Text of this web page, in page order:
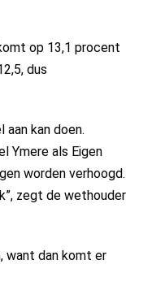
op 13,1 procent
dus
kan doen.
Ymere als Eigen
worden verhoogd.
zegt de wethouder
want dan komt er